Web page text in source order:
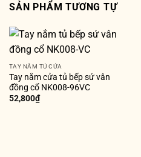
SẢN PHẨM TƯƠNG TỰ
TAY NẮM TỦ CỬA
Tay nắm cửa tủ bếp sứ vân
đồng cổ NK008-96VC
52,800₫